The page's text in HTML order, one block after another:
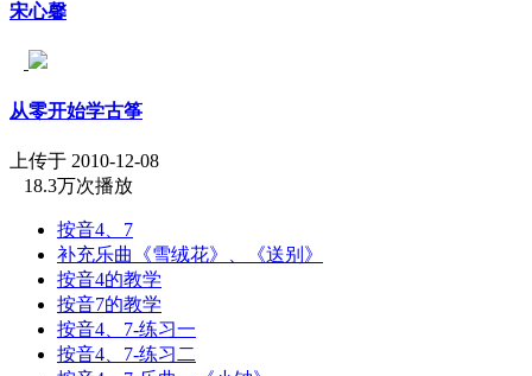
宋心馨
从零开始学古筝
上传于 2010-12-08
18.3万次播放
按音4、7
补充乐曲《雪绒花》、《送别》
按音4的教学
按音7的教学
按音4、7-练习一
按音4、7-练习二